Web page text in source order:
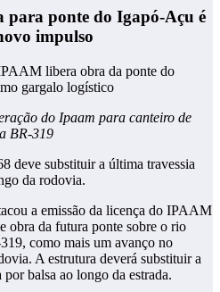
para ponte do Igapó-Açu é
impulso
do Ipaam para canteiro de
BR-319
deve substituir a última travessia
da rodovia.
a emissão da licença do IPAAM
obra da futura ponte sobre o rio
como mais um avanço no
A estrutura deverá substituir a
balsa ao longo da estrada.